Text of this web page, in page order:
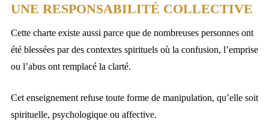
UNE RESPONSABILITÉ COLLECTIVE
Cette charte existe aussi parce que de nombreuses personnes ont
été blessées par des contextes spirituels où la confusion, l’emprise
ou l’abus ont remplacé la clarté.
Cet enseignement refuse toute forme de manipulation, qu’elle soit
spirituelle, psychologique ou affective.